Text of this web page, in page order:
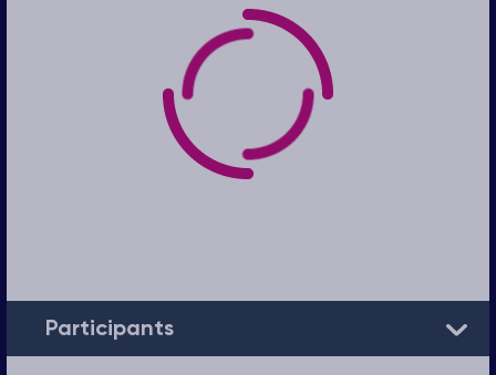
Participants